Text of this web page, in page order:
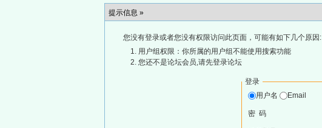
提示信息 »
您没有登录或者您没有权限访问此页面，可能有如下几个原因:
用户组权限：你所属的用户组不能使用搜索功能
您还不是论坛会员,请先登录论坛
登录
用户名
Email
密 码